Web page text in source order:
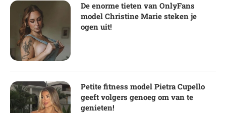
De enorme tieten van OnlyFans
model Christine Marie steken je
ogen uit!
Petite fitness model Pietra Cupello
geeft volgers genoeg om van te
genieten!